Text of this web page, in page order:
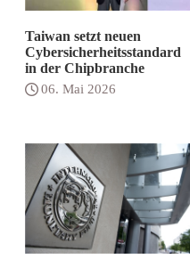
Taiwan setzt neuen
Cybersicherheitsstandard
in der Chipbranche
06. Mai 2026